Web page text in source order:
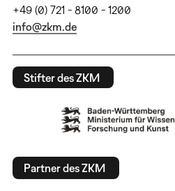
+49 (0) 721 - 8100 - 1200
info@zkm.de
Stifter des ZKM
Partner des ZKM